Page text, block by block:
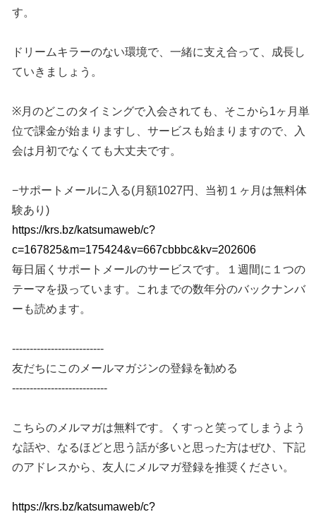
す。
ドリームキラーのない環境で、一緒に支え合って、成長し
ていきましょう。
※月のどこのタイミングで入会されても、そこから1ヶ月単
位で課金が始まりますし、サービスも始まりますので、入
会は月初でなくても大丈夫です。
−サポートメールに入る(月額1027円、当初１ヶ月は無料体
験あり)
https://krs.bz/katsumaweb/c?
c=167825&m=175424&v=667cbbbc&kv=202606
毎日届くサポートメールのサービスです。１週間に１つの
テーマを扱っています。これまでの数年分のバックナンバ
ーも読めます。
--------------------------
友だちにこのメールマガジンの登録を勧める
---------------------------
こちらのメルマガは無料です。くすっと笑ってしまうよう
な話や、なるほどと思う話が多いと思った方はぜひ、下記
のアドレスから、友人にメルマガ登録を推奨ください。
https://krs.bz/katsumaweb/c?